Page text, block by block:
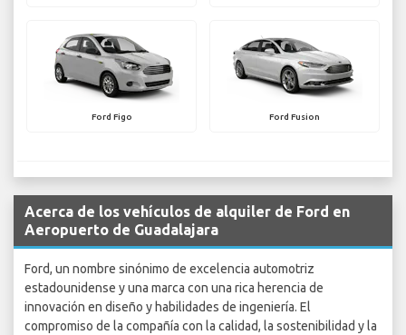
Ford Figo Ford Fusion
Acerca de los vehículos de alquiler de Ford en
Aeropuerto de Guadalajara
Ford, un nombre sinónimo de excelencia automotriz
estadounidense y una marca con una rica herencia de
innovación en diseño y habilidades de ingeniería. El
compromiso de la compañía con la calidad, la sostenibilidad y la